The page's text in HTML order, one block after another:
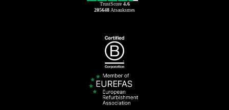
TrustScore 4.6
205648 Atsauksmes